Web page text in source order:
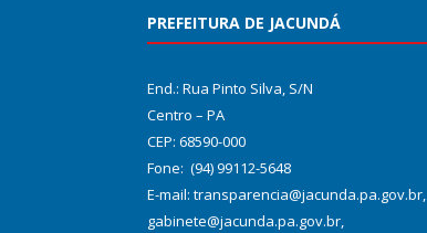
PREFEITURA DE JACUNDÁ
End.: Rua Pinto Silva, S/N
Centro – PA
CEP: 68590-000
Fone: (94) 99112-5648
E-mail: transparencia@jacunda.pa.gov.br,
gabinete@jacunda.pa.gov.br,